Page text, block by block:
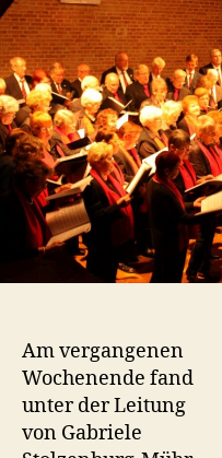
Am vergangenen
Wochenende fand
unter der Leitung
von Gabriele